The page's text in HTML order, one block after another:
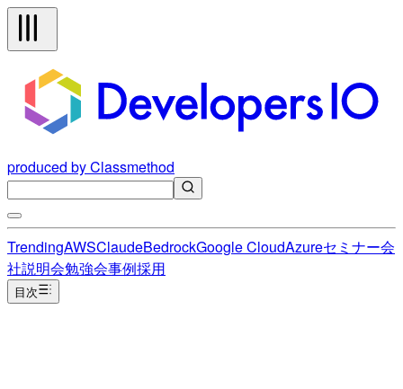
produced by Classmethod
TrendingAWSClaudeBedrockGoogle CloudAzureセミナー会
社説明会勉強会事例採用
目次